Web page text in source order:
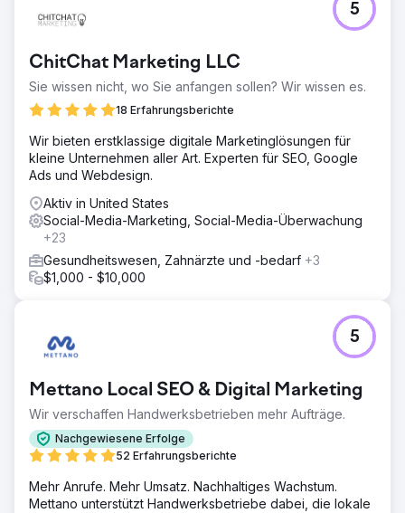
ChitChat Marketing LLC
Sie wissen nicht, wo Sie anfangen sollen? Wir wissen es.
18 Erfahrungsberichte
5
Wir bieten erstklassige digitale Marketinglösungen für
kleine Unternehmen aller Art. Experten für SEO, Google
Ads und Webdesign.
Aktiv in United States
Social-Media-Marketing, Social-Media-Überwachung
+23
Gesundheitswesen, Zahnärzte und -bedarf +3
$1,000 - $10,000
Mettano Local SEO & Digital Marketing
Wir verschaffen Handwerksbetrieben mehr Aufträge.
Nachgewiesene Erfolge
52 Erfahrungsberichte
5
Mehr Anrufe. Mehr Umsatz. Nachhaltiges Wachstum.
Mettano unterstützt Handwerksbetriebe dabei, die lokale